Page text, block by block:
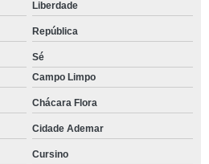
Liberdade
República
Sé
Campo Limpo
Chácara Flora
Cidade Ademar
Cursino